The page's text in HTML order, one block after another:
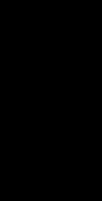
12 Đặng Phúc
79 Nguyễn